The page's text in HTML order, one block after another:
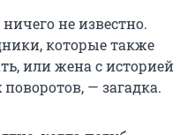
не известно.
которые также
или жена с историей
— загадка.